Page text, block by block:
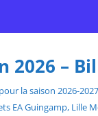
2026 –
la saison 2026-
EA Guingamp,